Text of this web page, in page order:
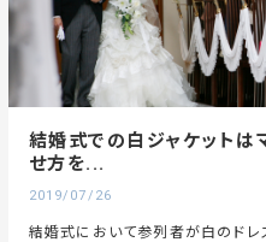
結婚式での白ジャケットは
せ方を...
2019/07/26
結婚式において参列者が白のドレ